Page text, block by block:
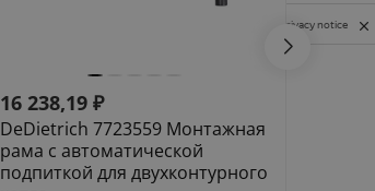
16 238,19 ₽
DeDietrich 7723559 Монтажная
рама с автоматической
подпиткой для двухконтурного
Privacy notice